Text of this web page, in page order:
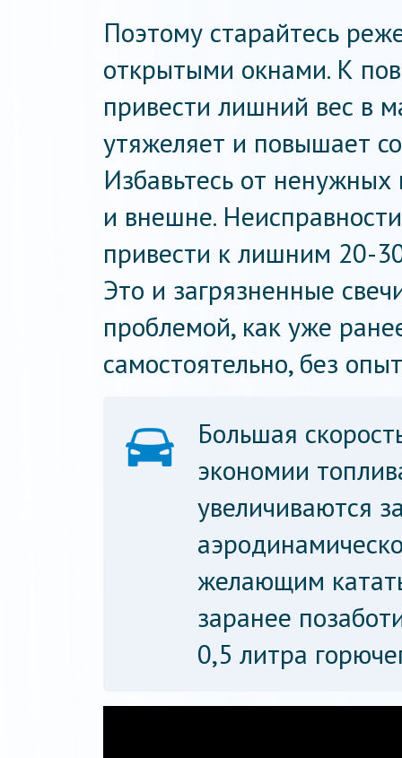
Поэтому старайтесь
открытыми окнами. К
привести лишний вес в
утяжеляет и повышает
Избавьтесь от
и внешне.
привести к лишним 20-
Это и загрязненные
проблемой, как уже
самостоятельно, без
Большая
экономии
увеличиваются
желающим
заранее
0,5 литра